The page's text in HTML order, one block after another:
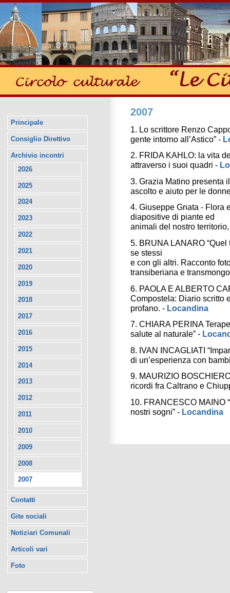
Principale
Consiglio Direttivo
Archivio incontri
2026
2025
2024
2023
2022
2021
2020
2019
2018
2017
2016
2015
2014
2013
2012
2011
2010
2009
2008
2007
Contatti
Gite sociali
Notiziari Comunali
Articoli vari
Foto
2007
1. Lo scrittore Renzo
gente intorno all’Astico” -
2. FRIDA KAHLO: la vita
attraverso i suoi quadri -
3. Grazia Matino presenta
ascolto e aiuto per le
4. Giuseppe Gnata - Flora
diapositive di piante ed
animali del nostro
5. BRUNA LANARO
se stessi
e con gli altri. Racconto
transiberiana e
6. PAOLA E ALBERTO
Compostela: Diario scritto
profano. - Locandina
7. CHIARA PERINA
salute al naturale” -
8. IVAN INCAGLIATI
di un’esperienza con
9. MAURIZIO
ricordi fra Caltrano e
10. FRANCESCO MAINO
nostri sogni” - Locandina